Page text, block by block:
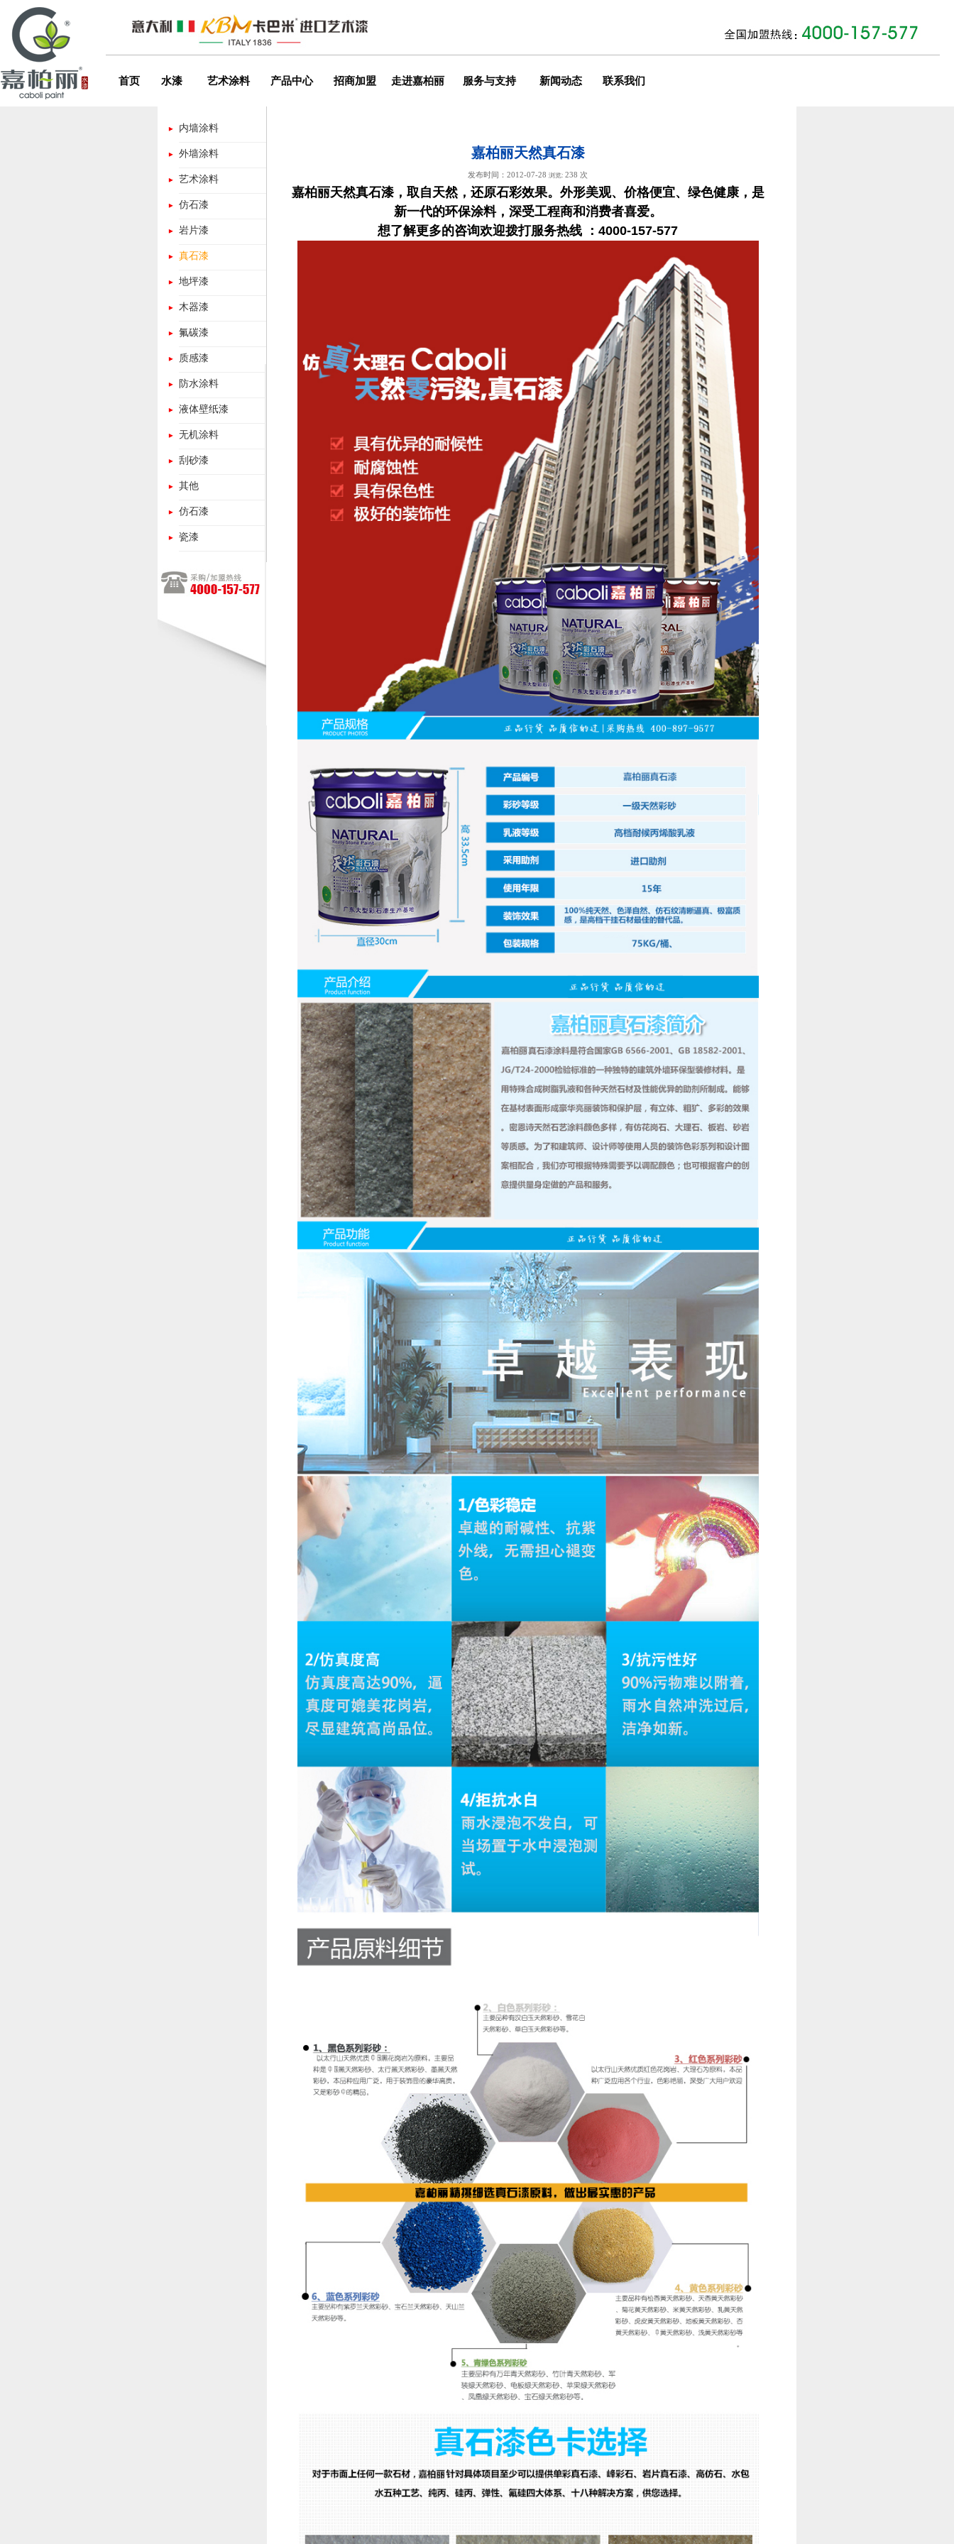
首页 水漆 艺术涂料 产品中心 招商加盟 走进嘉柏丽 服务与支持 新闻动态 联系我们
内墙涂料
外墙涂料
艺术涂料
仿石漆
岩片漆
真石漆
地坪漆
木器漆
氟碳漆
质感漆
防水涂料
液体壁纸漆
无机涂料
刮砂漆
其他
仿石漆
瓷漆
嘉柏丽天然真石漆
发布时间：2012-07-28 浏览: 238 次
嘉柏丽天然真石漆，取自天然，还原石彩效果。外形美观、价格便宜、绿色健康，是
新一代的环保涂料，深受工程商和消费者喜爱。
想了解更多的咨询欢迎拨打服务热线 ：4000-157-577